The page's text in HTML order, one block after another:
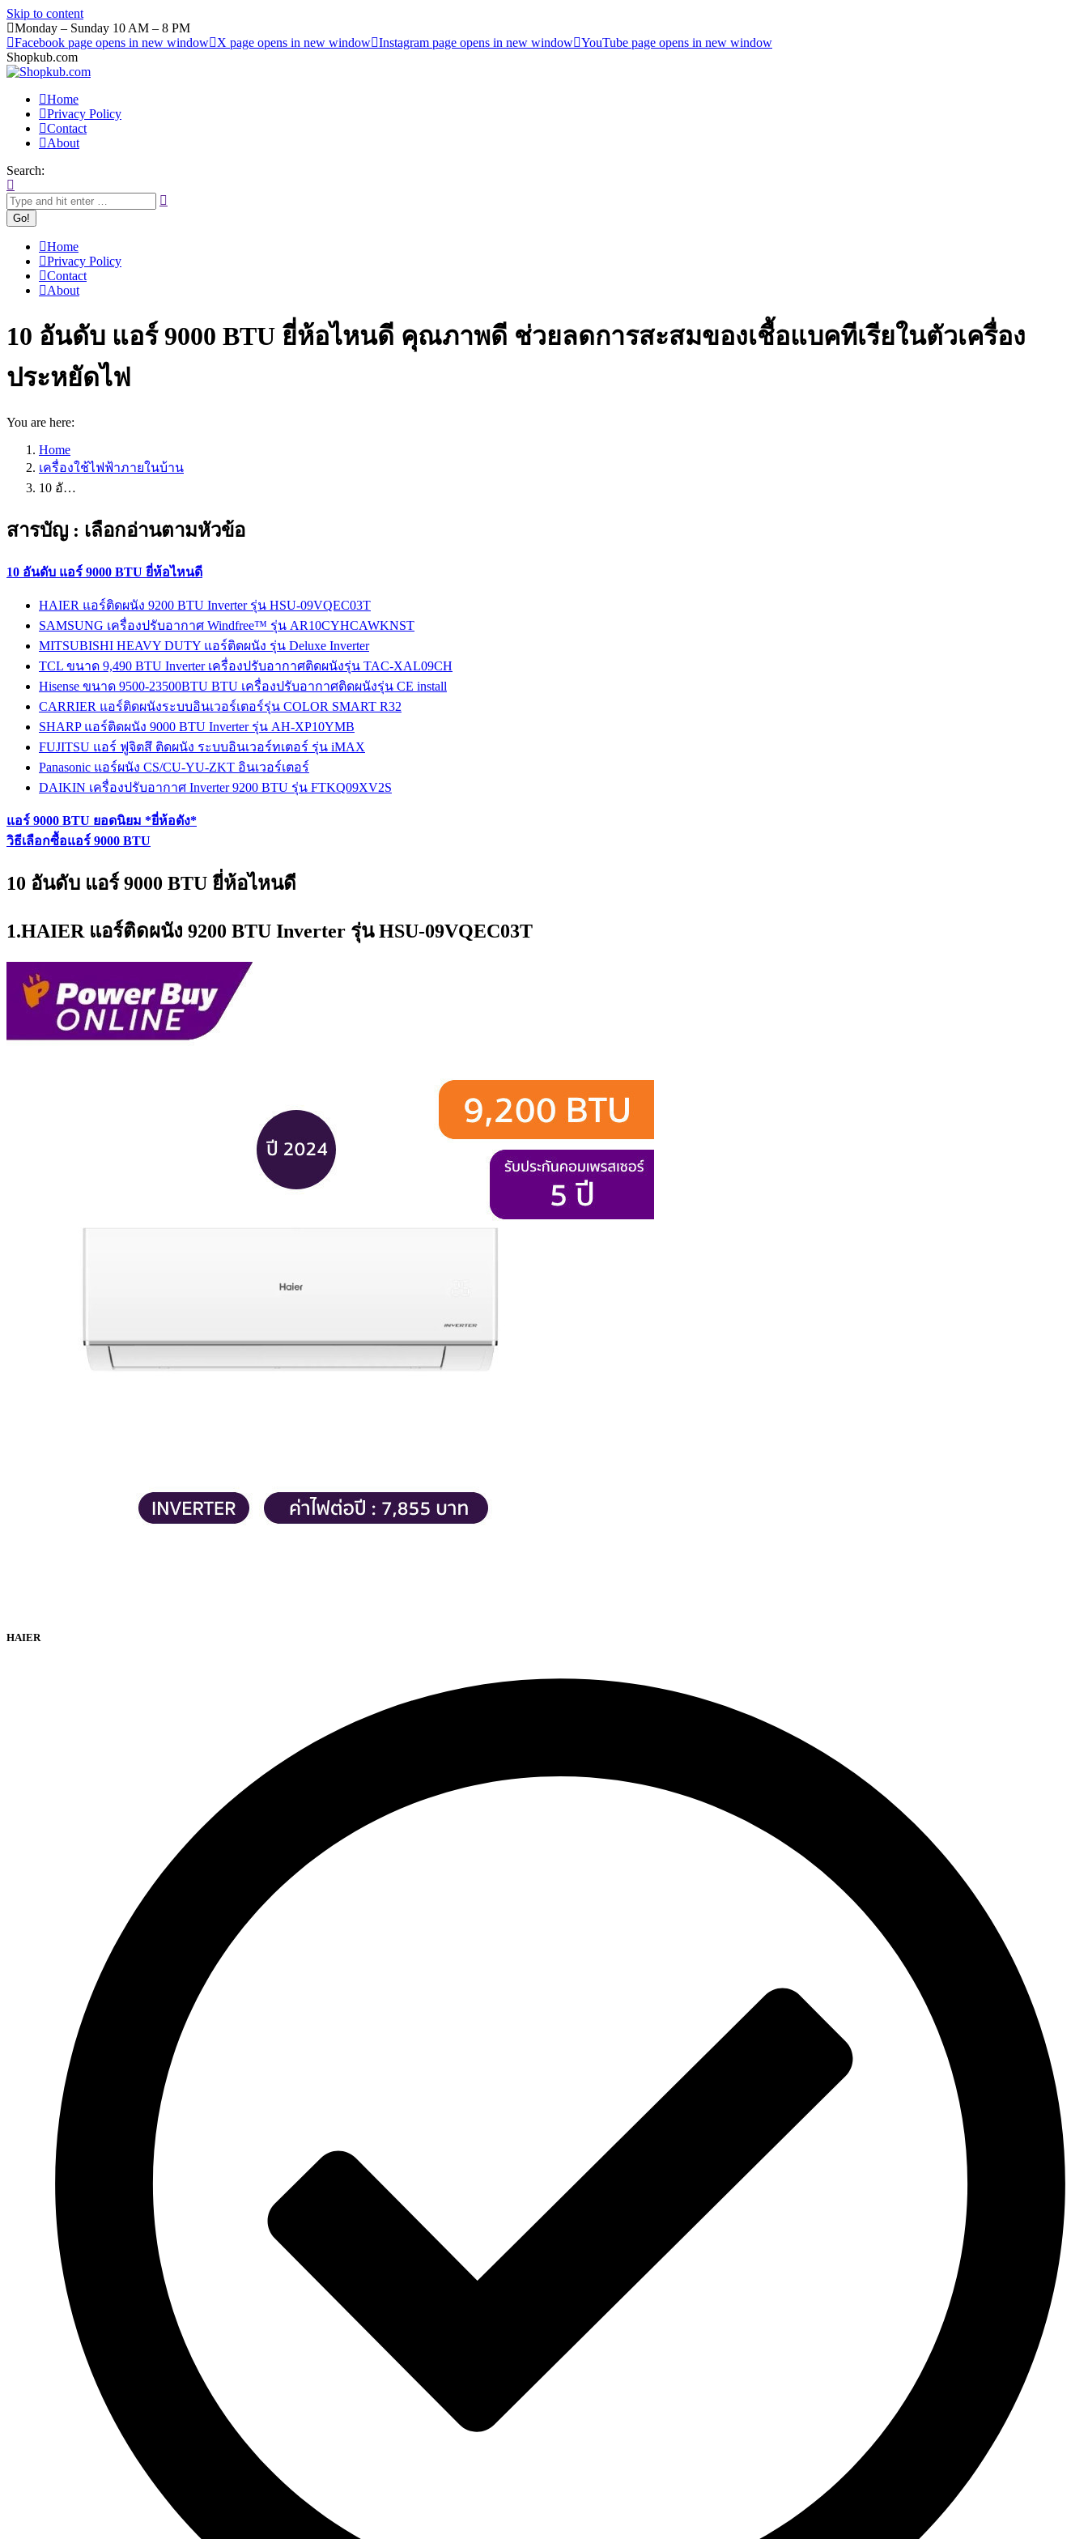
Skip to content
Monday – Sunday 10 AM – 8 PM
Facebook page opens in new window
X page opens in new window Instagram page opens in new window YouTube page opens in new window
Shopkub.com
Home
Privacy Policy
Contact
About
Search:
Home
Privacy Policy
Contact
About
10 อันดับ แอร์ 9000 BTU ยี่ห้อไหนดี คุณภาพดี ช่วยลดการสะสมของเชื้อแบคทีเรียในตัวเครื่อง
ประหยัดไฟ
You are here:
Home
เครื่องใช้ไฟฟ้าภายในบ้าน
10 อั…
สารบัญ : เลือกอ่านตามหัวข้อ
10 อันดับ แอร์ 9000 BTU ยี่ห้อไหนดี
HAIER แอร์ติดผนัง 9200 BTU Inverter รุ่น HSU-09VQEC03T
SAMSUNG เครื่องปรับอากาศ Windfree™ รุ่น AR10CYHCAWKNST
MITSUBISHI HEAVY DUTY แอร์ติดผนัง รุ่น Deluxe Inverter
TCL ขนาด 9,490 BTU Inverter เครื่องปรับอากาศติดผนังรุ่น TAC-XAL09CH
Hisense ขนาด 9500-23500BTU BTU เครื่องปรับอากาศติดผนังรุ่น CE install
CARRIER แอร์ติดผนังระบบอินเวอร์เตอร์รุ่น COLOR SMART R32
SHARP แอร์ติดผนัง 9000 BTU Inverter รุ่น AH-XP10YMB
FUJITSU แอร์ ฟูจิตสึ ติดผนัง ระบบอินเวอร์ทเตอร์ รุ่น iMAX
Panasonic แอร์ผนัง CS/CU-YU-ZKT อินเวอร์เตอร์
DAIKIN เครื่องปรับอากาศ Inverter 9200 BTU รุ่น FTKQ09XV2S
แอร์ 9000 BTU ยอดนิยม *ยี่ห้อดัง*
วิธีเลือกซื้อแอร์ 9000 BTU
10 อันดับ แอร์ 9000 BTU ยี่ห้อไหนดี
1.HAIER แอร์ติดผนัง 9200 BTU Inverter รุ่น HSU-09VQEC03T
HAIER